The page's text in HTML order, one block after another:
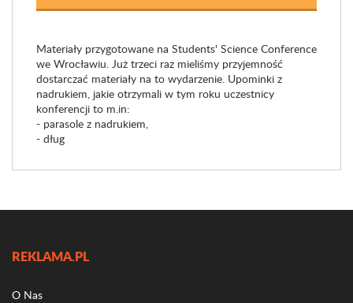
Materiały przygotowane na Students' Science Conference
we Wrocławiu. Już trzeci raz mieliśmy przyjemność
dostarczać materiały na to wydarzenie. Upominki z
nadrukiem, jakie otrzymali w tym roku uczestnicy
konferencji to m.in:
- parasole z nadrukiem,
- dług
REKLAMA.PL
O Nas